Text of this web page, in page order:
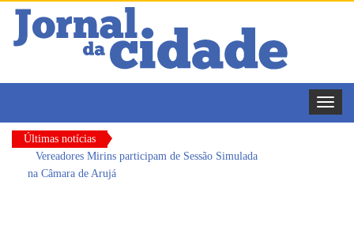
Toggle
Últimas notícias
Vereadores Mirins participam de Sessão Simulada
na Câmara de Arujá